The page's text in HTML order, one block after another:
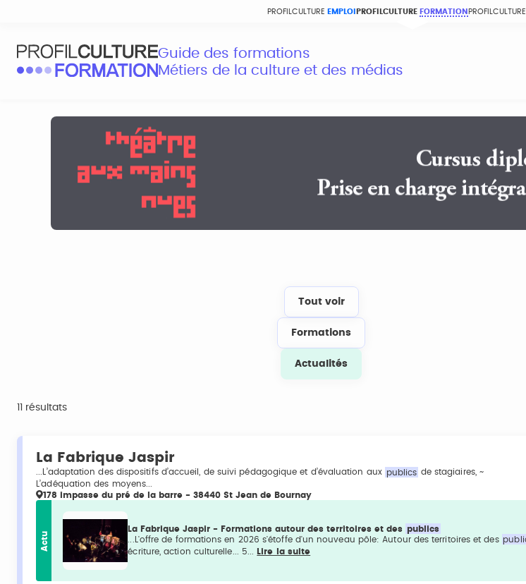
PROFILCULTURE EMPLOI PROFILCULTURE FORMATION PROFILCULTURE
Guide des formations
Métiers de la culture et des médias
Tout voir
Formations
Actualités
11 résultats
La Fabrique Jaspir
...L’adaptation des dispositifs d’accueil, de suivi pédagogique et d’évaluation aux publics de stagiaires, ~
L’adéquation des moyens...
178 impasse du pré de la barre - 38440 St Jean de Bournay
Actu
La Fabrique Jaspir - Formations autour des territoires et des publics
...L'offre de formations en 2026 s'étoffe d'un nouveau pôle: Autour des territoires et des
écriture, action culturelle... 5...
Lire la suite